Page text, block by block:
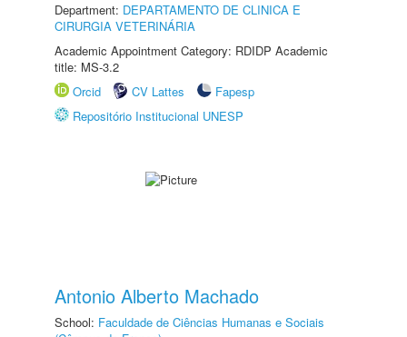
Department: DEPARTAMENTO DE CLINICA E
CIRURGIA VETERINÁRIA
Academic Appointment Category: RDIDP Academic
title: MS-3.2
Orcid
CV Lattes
Fapesp
Repositório Institucional UNESP
Antonio Alberto Machado
School: Faculdade de Ciências Humanas e Sociais